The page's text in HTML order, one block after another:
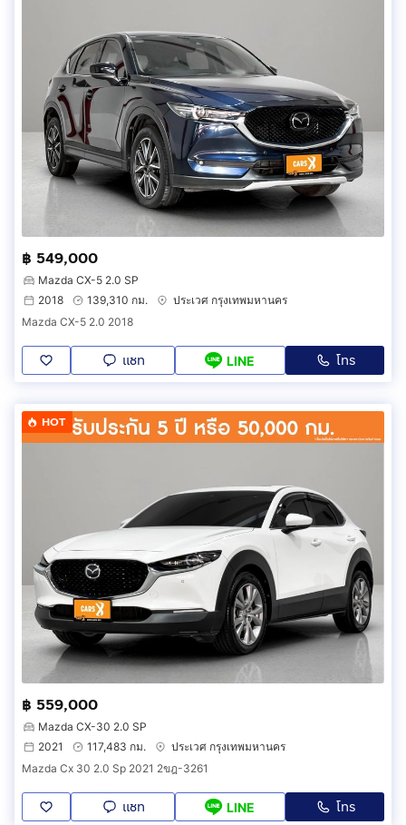
฿ 549,000
Mazda CX-5 2.0 SP
2018
139,310 กม.
ประเวศ กรุงเทพมหานคร
Mazda CX-5 2.0 2018
แชท LINE โทร
HOT
฿ 559,000
Mazda CX-30 2.0 SP
2021
117,483 กม.
ประเวศ กรุงเทพมหานคร
Mazda Cx 30 2.0 Sp 2021 2ขฎ-3261
แชท LINE โทร